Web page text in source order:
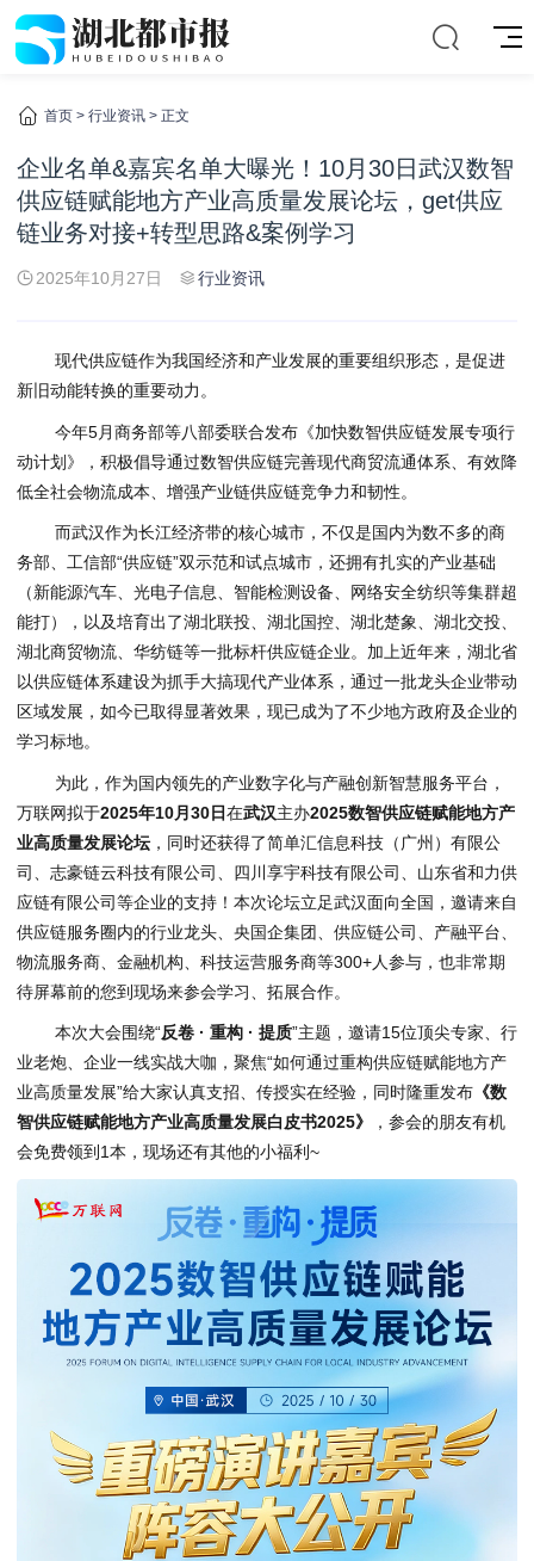
首页 > 行业资讯 > 正文
企业名单&嘉宾名单大曝光！10月30日武汉数智
供应链赋能地方产业高质量发展论坛，get供应
链业务对接+转型思路&案例学习
2025年10月27日 行业资讯
现代供应链作为我国经济和产业发展的重要组织形态，是促进
新旧动能转换的重要动力。
今年5月商务部等八部委联合发布《加快数智供应链发展专项行
动计划》，积极倡导通过数智供应链完善现代商贸流通体系、有效降
低全社会物流成本、增强产业链供应链竞争力和韧性。
而武汉作为长江经济带的核心城市，不仅是国内为数不多的商
务部、工信部“供应链”双示范和试点城市，还拥有扎实的产业基础
（新能源汽车、光电子信息、智能检测设备、网络安全纺织等集群超
能打），以及培育出了湖北联投、湖北国控、湖北楚象、湖北交投、
湖北商贸物流、华纺链等一批标杆供应链企业。加上近年来，湖北省
以供应链体系建设为抓手大搞现代产业体系，通过一批龙头企业带动
区域发展，如今已取得显著效果，现已成为了不少地方政府及企业的
学习标地。
为此，作为国内领先的产业数字化与产融创新智慧服务平台，
万联网拟于2025年10月30日在武汉主办2025数智供应链赋能地方产
业高质量发展论坛，同时还获得了简单汇信息科技（广州）有限公
司、志豪链云科技有限公司、四川享宇科技有限公司、山东省和力供
应链有限公司等企业的支持！本次论坛立足武汉面向全国，邀请来自
供应链服务圈内的行业龙头、央国企集团、供应链公司、产融平台、
物流服务商、金融机构、科技运营服务商等300+人参与，也非常期
待屏幕前的您到现场来参会学习、拓展合作。
本次大会围绕“反卷 · 重构 · 提质”主题，邀请15位顶尖专家、行
业老炮、企业一线实战大咖，聚焦“如何通过重构供应链赋能地方产
业高质量发展”给大家认真支招、传授实在经验，同时隆重发布 《数
智供应链赋能地方产业高质量发展白皮书2025》
，参会的朋友有机
会免费领到1本，现场还有其他的小福利~